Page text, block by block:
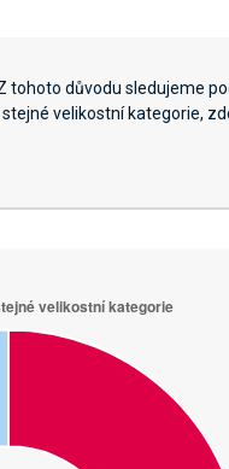
tohoto důvodu sledujeme
velikostní kategorie,